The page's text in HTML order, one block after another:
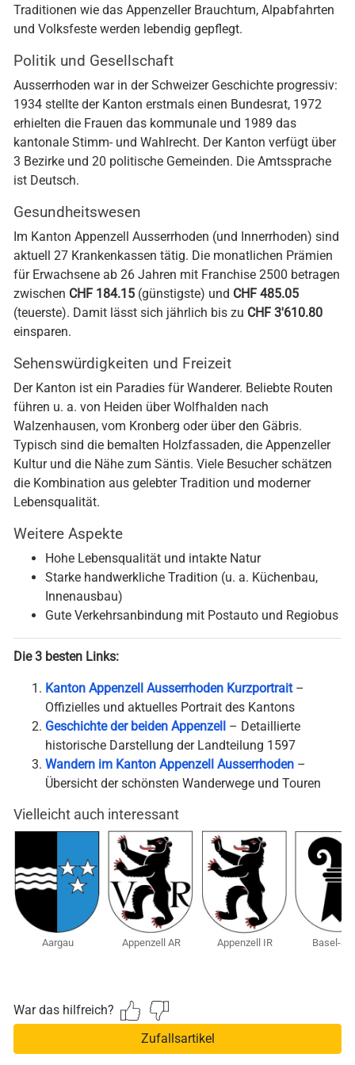
Traditionen wie das Appenzeller Brauchtum, Alpabfahrten
und Volksfeste werden lebendig gepflegt.
Politik und Gesellschaft
Ausserrhoden war in der Schweizer Geschichte progressiv:
1934 stellte der Kanton erstmals einen Bundesrat, 1972
erhielten die Frauen das kommunale und 1989 das
kantonale Stimm- und Wahlrecht. Der Kanton verfügt über
3 Bezirke und 20 politische Gemeinden. Die Amtssprache
ist Deutsch.
Gesundheitswesen
Im Kanton Appenzell Ausserrhoden (und Innerrhoden) sind
aktuell 27 Krankenkassen tätig. Die monatlichen Prämien
für Erwachsene ab 26 Jahren mit Franchise 2500 betragen
zwischen CHF 184.15 (günstigste) und CHF 485.05
(teuerste). Damit lässt sich jährlich bis zu CHF 3'610.80
einsparen.
Sehenswürdigkeiten und Freizeit
Der Kanton ist ein Paradies für Wanderer. Beliebte Routen
führen u. a. von Heiden über Wolfhalden nach
Walzenhausen, vom Kronberg oder über den Gäbris.
Typisch sind die bemalten Holzfassaden, die Appenzeller
Kultur und die Nähe zum Säntis. Viele Besucher schätzen
die Kombination aus gelebter Tradition und moderner
Lebensqualität.
Weitere Aspekte
Hohe Lebensqualität und intakte Natur
Starke handwerkliche Tradition (u. a. Küchenbau,
Innenausbau)
Gute Verkehrsanbindung mit Postauto und Regiobus
Die 3 besten Links:
Kanton Appenzell Ausserrhoden Kurzportrait–
Offizielles und aktuelles Portrait des Kantons
Geschichte der beiden Appenzell – Detaillierte
historische Darstellung der Landteilung 1597
Wandern im Kanton Appenzell Ausserrhoden –
Übersicht der schönsten Wanderwege und Touren
Vielleicht auch interessant
Aargau Appenzell AR Appenzell IR Basel-
War das hilfreich?
Zufallsartikel